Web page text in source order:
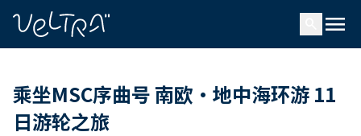
menu
乘坐MSC序曲号 南欧・地中海环游 11
日游轮之旅